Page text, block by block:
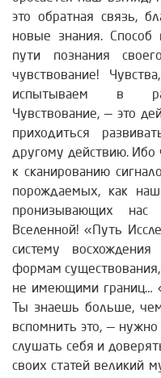
это обратная связь,
новые знания. Способ
пути познания
чувствование!
испытываем в
Чувствование, — это
приходиться
другому действию. Ибо
к сканированию
порождаемых, как
пронизывающих нас
Вселенной! «Путь
систему
формам
не имеющими границ…
Ты знаешь больше,
вспомнить это, — нужно
слушать себя и
своих статей великий